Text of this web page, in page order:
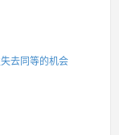
去同等的机会